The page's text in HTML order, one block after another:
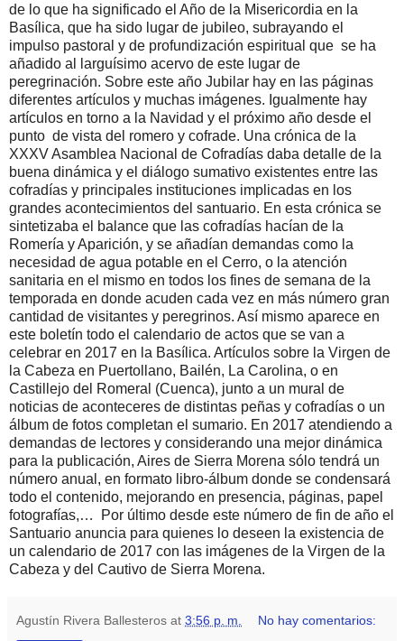
de lo que ha significado el Año de la Misericordia en la
Basílica, que ha sido lugar de jubileo, subrayando el
impulso pastoral y de profundización espiritual que se ha
añadido al larguísimo acervo de este lugar de
peregrinación. Sobre este año Jubilar hay en las páginas
diferentes artículos y muchas imágenes. Igualmente hay
artículos en torno a la Navidad y el próximo año desde el
punto de vista del romero y cofrade. Una crónica de la
XXXV Asamblea Nacional de Cofradías daba detalle de la
buena dinámica y el diálogo sumativo existentes entre las
cofradías y principales instituciones implicadas en los
grandes acontecimientos del santuario. En esta crónica se
sintetizaba el balance que las cofradías hacían de la
Romería y Aparición, y se añadían demandas como la
necesidad de agua potable en el Cerro, o la atención
sanitaria en el mismo en todos los fines de semana de la
temporada en donde acuden cada vez en más número gran
cantidad de visitantes y peregrinos. Así mismo aparece en
este boletín todo el calendario de actos que se van a
celebrar en 2017 en la Basílica. Artículos sobre la Virgen de
la Cabeza en Puertollano, Bailén, La Carolina, o en
Castillejo del Romeral (Cuenca), junto a un mural de
noticias de aconteceres de distintas peñas y cofradías o un
álbum de fotos completan el sumario. En 2017 atendiendo a
demandas de lectores y considerando una mejor dinámica
para la publicación, Aires de Sierra Morena sólo tendrá un
número anual, en formato libro-álbum donde se condensará
todo el contenido, mejorando en presencia, páginas, papel
fotografías,… Por último desde este número de fin de año el
Santuario anuncia para quienes lo deseen la existencia de
un calendario de 2017 con las imágenes de la Virgen de la
Cabeza y del Cautivo de Sierra Morena.
Agustín Rivera Ballesteros at 3:56 p. m. No hay comentarios: